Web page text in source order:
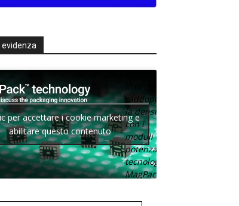
evidenza
Texas
raddoppia
la densità
con i
moduli di
potenza con
tecnologia
MagPack.
per accettare i cookie marketing e
abilitare questo contenuto